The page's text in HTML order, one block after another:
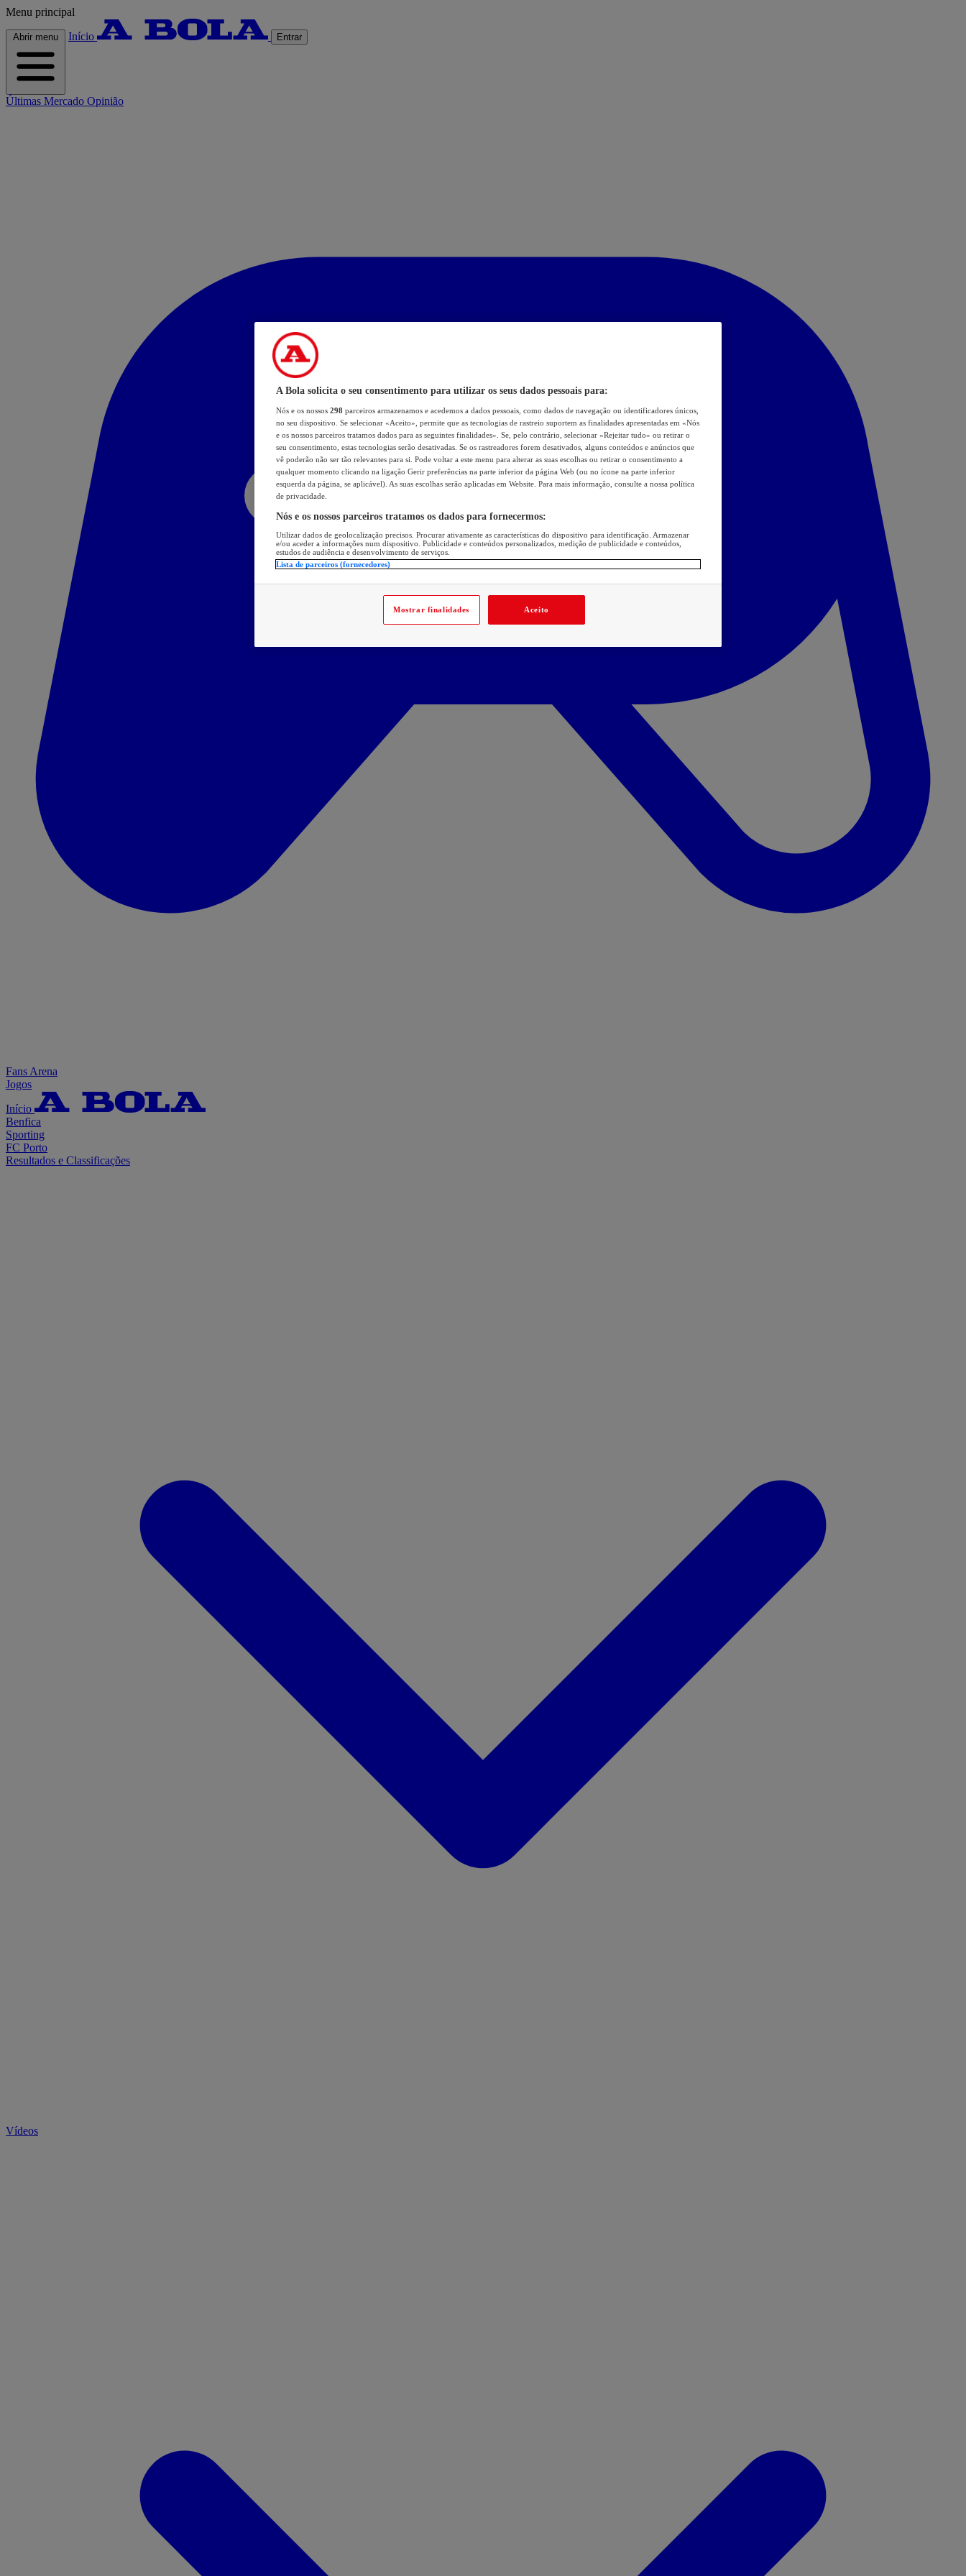
Menu principal
Abrir menu Início Entrar
Últimas Mercado Opinião
Fans Arena
Jogos
Início
Benfica
Sporting
FC Porto
Resultados e Classificações
Vídeos
A Bola solicita o seu consentimento para utilizar os seus dados pessoais para:
Nós e os nossos 298 parceiros armazenamos e acedemos a dados pessoais, como dados de navegação ou identificadores únicos,
no seu dispositivo. Se selecionar «Aceito», permite que as tecnologias de rastreio suportem as finalidades apresentadas em «Nós
e os nossos parceiros tratamos dados para as seguintes finalidades». Se, pelo contrário, selecionar «Rejeitar tudo» ou retirar o
seu consentimento, estas tecnologias serão desativadas. Se os rastreadores forem desativados, alguns conteúdos e anúncios que
vê poderão não ser tão relevantes para si. Pode voltar a este menu para alterar as suas escolhas ou retirar o consentimento a
qualquer momento clicando na ligação Gerir preferências na parte inferior da página Web (ou no ícone na parte inferior
esquerda da página, se aplicável). As suas escolhas serão aplicadas em Website. Para mais informação, consulte a nossa política
de privacidade.
Nós e os nossos parceiros tratamos os dados para fornecermos:
Utilizar dados de geolocalização precisos. Procurar ativamente as características do dispositivo para identificação. Armazenar
e/ou aceder a informações num dispositivo. Publicidade e conteúdos personalizados, medição de publicidade e conteúdos,
estudos de audiência e desenvolvimento de serviços.
Lista de parceiros (fornecedores)
Mostrar finalidades Aceito